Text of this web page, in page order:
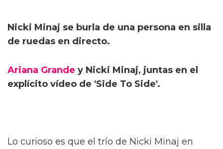
Nicki Minaj se burla de una persona en silla
de ruedas en directo.
Ariana Grande y Nicki Minaj, juntas en el
explícito vídeo de 'Side To Side'.
Lo curioso es que el trío de Nicki Minaj en